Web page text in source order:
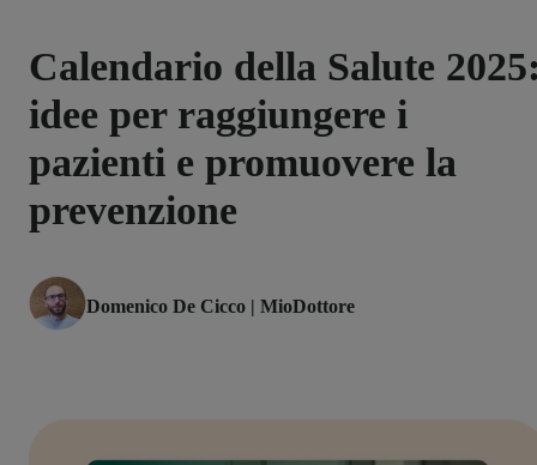
Calendario della Salute
idee per raggiungere i
pazienti e promuovere la
prevenzione
Domenico De Cicco | MioDottore